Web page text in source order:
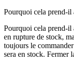
Pourquoi cela prend-il
Pourquoi cela prend-il
en rupture de stock,
toujours le
sera en stock. Fermer